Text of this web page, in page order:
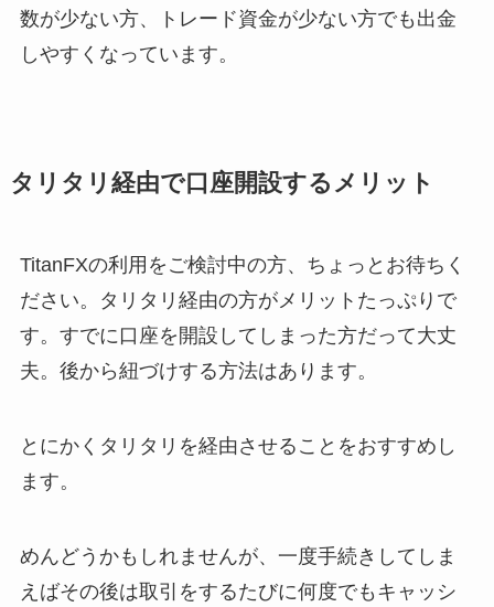
数が少ない方、トレード資金が少ない方でも出金
しやすくなっています。
タリタリ経由で口座開設するメリット
TitanFXの利用をご検討中の方、ちょっとお待ちく
ださい。タリタリ経由の方がメリットたっぷりで
す。すでに口座を開設してしまった方だって大丈
夫。後から紐づけする方法はあります。
とにかくタリタリを経由させることをおすすめし
ます。
めんどうかもしれませんが、一度手続きしてしま
えばその後は取引をするたびに何度でもキャッシ